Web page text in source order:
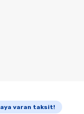
aya varan taksit!